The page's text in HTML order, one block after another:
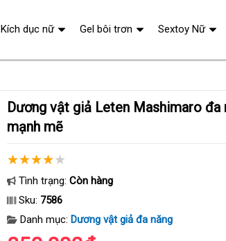
Dương vật giả Leten Mashimaro đa năng, kích thích
mạnh mẽ
Tình trạng: Còn hàng
Sku: 7586
Danh mục: Dương vật giả đa năng
Kích dục nữ Gel bôi trơn Sextoy Nữ